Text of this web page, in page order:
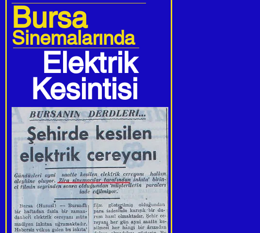
Bursa
Sinemalarında
Elektrik
Kesintisi